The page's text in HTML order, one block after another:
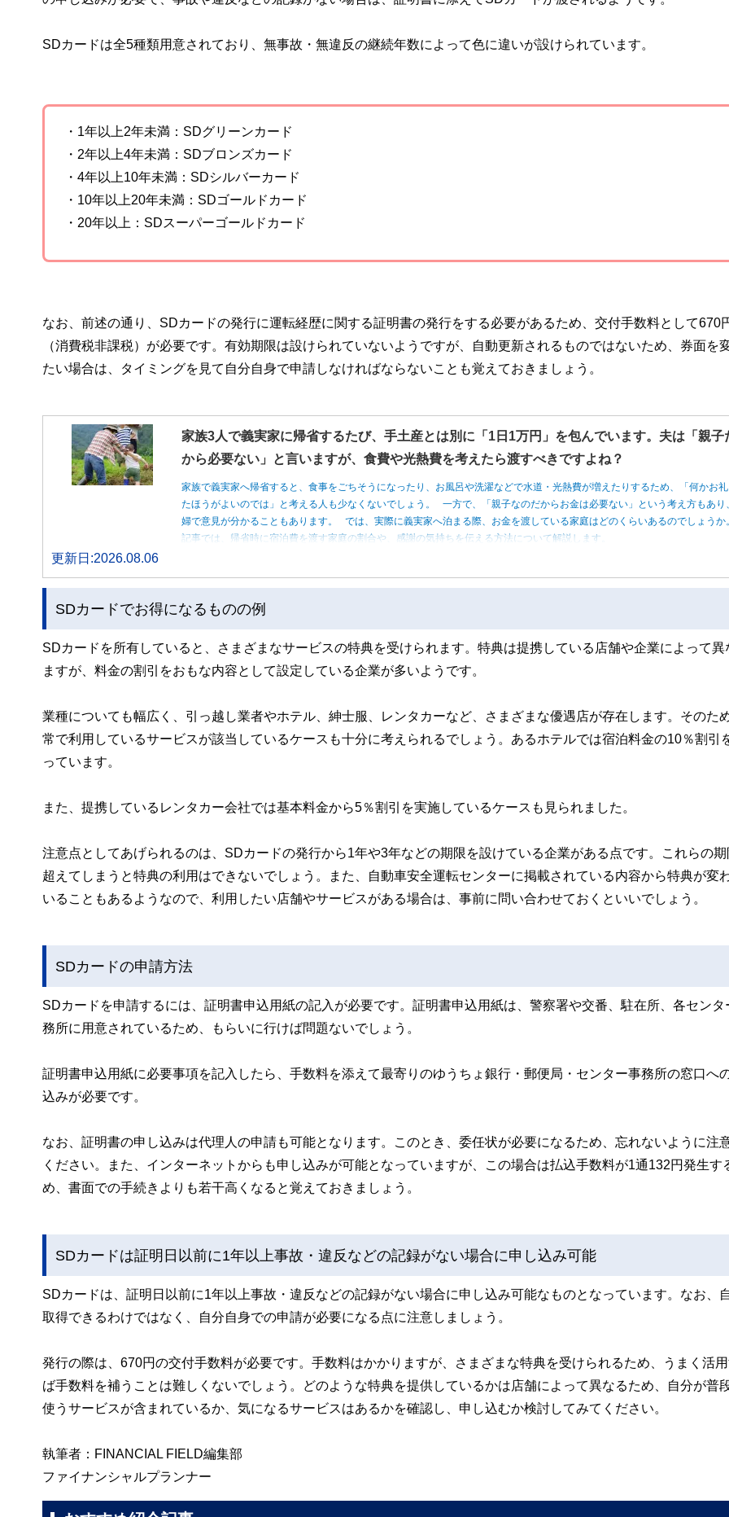
SDカードは全5種類用意されており、無事故・無違反の継続年数によって色に違いが設けられています。
・1年以上2年未満：SDグリーンカード
・2年以上4年未満：SDブロンズカード
・4年以上10年未満：SDシルバーカード
・10年以上20年未満：SDゴールドカード
・20年以上：SDスーパーゴールドカード
なお、前述の通り、SDカードの発行に運転経歴に関する証明書の発行をする必要があるため、交付手数料として670
（消費税非課税）が必要です。有効期限は設けられていないようですが、自動更新されるものではないため、券面を
たい場合は、タイミングを見て自分自身で申請しなければならないことも覚えておきましょう。
家族3人で義実家に帰省するたび、手土産とは別に「1日1万円」を包んでいます。夫は「親子
から必要ない」と言いますが、食費や光熱費を考えたら渡すべきですよね？
家族で義実家へ帰省すると、食事をごちそうになったり、お風呂や洗濯などで水道・光熱費が増えたりするため、「何かお礼
たほうがよいのでは」と考える人も少なくないでしょう。 一方で、「親子なのだからお金は必要ない」という考え方もあり
婦で意見が分かることもあります。 では、実際に義実家へ泊まる際、お金を渡している家庭はどのくらいあるのでしょうか
記事では、帰省時に宿泊費を渡す家庭の割合や、感謝の気持ちを伝える方法について解説します。
更新日:2026.08.06
SDカードでお得になるものの例
SDカードを所有していると、さまざまなサービスの特典を受けられます。特典は提携している店舗や企業によって異
ますが、料金の割引をおもな内容として設定している企業が多いようです。
業種についても幅広く、引っ越し業者やホテル、紳士服、レンタカーなど、さまざまな優遇店が存在します。そのた
常で利用しているサービスが該当しているケースも十分に考えられるでしょう。あるホテルでは宿泊料金の10％割引
っています。
また、提携しているレンタカー会社では基本料金から5％割引を実施しているケースも見られました。
注意点としてあげられるのは、SDカードの発行から1年や3年などの期限を設けている企業がある点です。これらの期
超えてしまうと特典の利用はできないでしょう。また、自動車安全運転センターに掲載されている内容から特典が変
いることもあるようなので、利用したい店舗やサービスがある場合は、事前に問い合わせておくといいでしょう。
SDカードの申請方法
SDカードを申請するには、証明書申込用紙の記入が必要です。証明書申込用紙は、警察署や交番、駐在所、各センタ
務所に用意されているため、もらいに行けば問題ないでしょう。
証明書申込用紙に必要事項を記入したら、手数料を添えて最寄りのゆうちょ銀行・郵便局・センター事務所の窓口へ
込みが必要です。
なお、証明書の申し込みは代理人の申請も可能となります。このとき、委任状が必要になるため、忘れないように注
ください。また、インターネットからも申し込みが可能となっていますが、この場合は払込手数料が1通132円発生す
め、書面での手続きよりも若干高くなると覚えておきましょう。
SDカードは証明日以前に1年以上事故・違反などの記録がない場合に申し込み可能
SDカードは、証明日以前に1年以上事故・違反などの記録がない場合に申し込み可能なものとなっています。なお、
取得できるわけではなく、自分自身での申請が必要になる点に注意しましょう。
発行の際は、670円の交付手数料が必要です。手数料はかかりますが、さまざまな特典を受けられるため、うまく活用
ば手数料を補うことは難しくないでしょう。どのような特典を提供しているかは店舗によって異なるため、自分が普
使うサービスが含まれているか、気になるサービスはあるかを確認し、申し込むか検討してみてください。
執筆者：FINANCIAL FIELD編集部
ファイナンシャルプランナー